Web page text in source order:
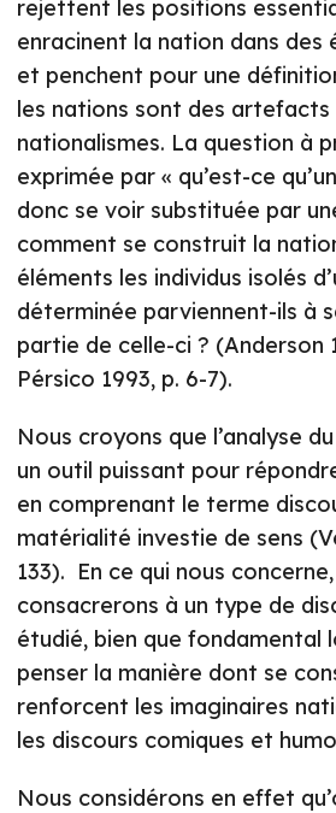
rejettent les positions
enracinent la nation dans des
et penchent pour une
les nations sont des
nationalismes. La question à
exprimée par « qu’est-ce
donc se voir substituée par
comment se construit la
éléments les individus isolés
déterminée parviennent-ils à
partie de celle-ci ? (Anderson
Pérsico 1993, p. 6-7).
Nous croyons que l’analyse
un outil puissant pour
en comprenant le terme
matérialité investie de sens
133). En ce qui nous
consacrerons à un type de
étudié, bien que fondamental
penser la manière dont se
renforcent les imaginaires
les discours comiques et
Nous considérons en effet